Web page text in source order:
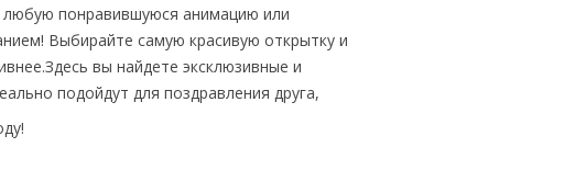
любую понравившуюся анимацию или
Выбирайте самую красивую открытку и
вы найдете эксклюзивные и
подойдут для поздравления друга,